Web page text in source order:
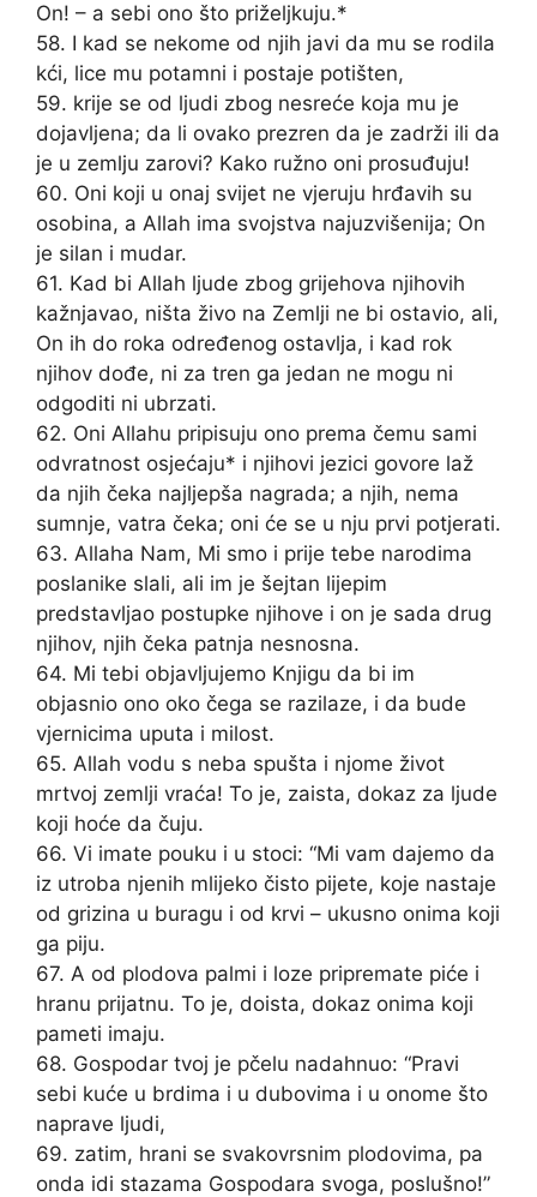
On! – a sebi ono što priželjkuju.*
58. I kad se nekome od njih javi da mu se rodila
kći, lice mu potamni i postaje potišten,
59. krije se od ljudi zbog nesreće koja mu je
dojavljena; da li ovako prezren da je zadrži ili da
je u zemlju zarovi? Kako ružno oni prosuđuju!
60. Oni koji u onaj svijet ne vjeruju hrđavih su
osobina, a Allah ima svojstva najuzvišenija; On
je silan i mudar.
61. Kad bi Allah ljude zbog grijehova njihovih
kažnjavao, ništa živo na Zemlji ne bi ostavio, ali,
On ih do roka određenog ostavlja, i kad rok
njihov dođe, ni za tren ga jedan ne mogu ni
odgoditi ni ubrzati.
62. Oni Allahu pripisuju ono prema čemu sami
odvratnost osjećaju* i njihovi jezici govore laž
da njih čeka najljepša nagrada; a njih, nema
sumnje, vatra čeka; oni će se u nju prvi potjerati.
63. Allaha Nam, Mi smo i prije tebe narodima
poslanike slali, ali im je šejtan lijepim
predstavljao postupke njihove i on je sada drug
njihov, njih čeka patnja nesnosna.
64. Mi tebi objavljujemo Knjigu da bi im
objasnio ono oko čega se razilaze, i da bude
vjernicima uputa i milost.
65. Allah vodu s neba spušta i njome život
mrtvoj zemlji vraća! To je, zaista, dokaz za ljude
koji hoće da čuju.
66. Vi imate pouku i u stoci: “Mi vam dajemo da
iz utroba njenih mlijeko čisto pijete, koje nastaje
od grizina u buragu i od krvi – ukusno onima koji
ga piju.
67. A od plodova palmi i loze pripremate piće i
hranu prijatnu. To je, doista, dokaz onima koji
pameti imaju.
68. Gospodar tvoj je pčelu nadahnuo: “Pravi
sebi kuće u brdima i u dubovima i u onome što
naprave ljudi,
69. zatim, hrani se svakovrsnim plodovima, pa
onda idi stazama Gospodara svoga, poslušno!”